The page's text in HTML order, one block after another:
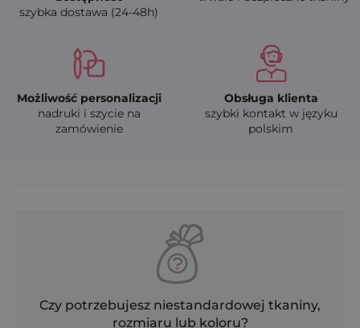
szybka dostawa (24-48h)
Możliwość personalizacji
nadruki i szycie na
zamówienie
Obsługa klienta
szybki kontakt w języku
polskim
Czy potrzebujesz niestandardowej tkaniny,
rozmiaru lub koloru?